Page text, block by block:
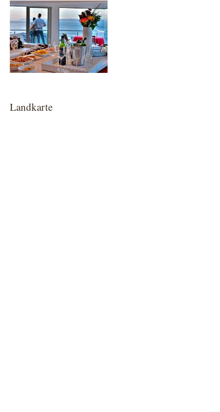
Show larger version
Landkarte